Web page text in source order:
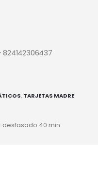
, TARJETAS MADRE
desfasado 40 min